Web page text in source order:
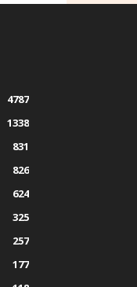
4787
1338
831
826
624
325
257
177